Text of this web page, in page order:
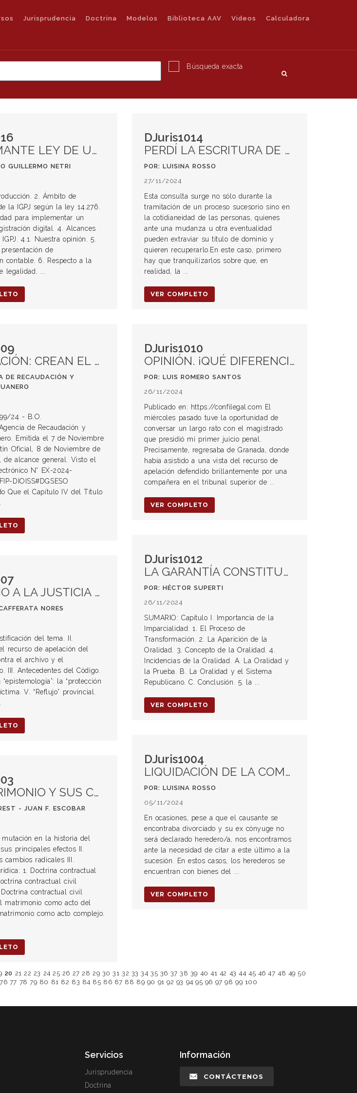
Jurisprudencia Doctrina Modelos Biblioteca AAV Videos Calculadora
Búsqueda exacta
DE LA IGPJ Y EL REGISTRO PÚBLICO DE SANTA FE
GUILLERMO NETRI
2. Ámbito de
la IGPJ según la ley 14.276.
para implementar un
digital. 4. Alcances
4.1. Nuestra opinión. 5.
de
contable. 6. Respecto a la
legalidad. ...
DJuris1014
PERDÍ LA ESCRITURA DE COMPRAVENTA DE MI CASA: ¿QUÉ HAGO?
POR: LUISINA ROSSO
27/11/2024
Esta consulta surge no sólo durante la
tramitación de un proceso sucesorio sino en
la cotidianeidad de las personas, quienes
ante una mudanza u otra eventualidad
pueden extraviar su título de dominio y
quieren recuperarlo.En este caso, primero
hay que tranquilizarlos sobre que, en
realidad, la ...
VER COMPLETO
DE TRABAJADORES INDEPENDIENTES CON COLABORADORES
DE RECAUDACIÓN Y
24 - B.O.
de Recaudación y
Emitida el 7 de Noviembre
Oficial, 8 de Noviembre de
de alcance general. Visto el
N° EX-2024-
DIOISS#DGSESO
Que el Capítulo IV del Título
DJuris1010
OPINIÓN. ¡QUÉ DIFERENCIA ENTRE MI PRIMER JUICIO Y EL ÚLTIMO JUICIO POR JURADO!
POR: LUIS ROMERO SANTOS
26/11/2024
Publicado en: https://confilegal.com El
miércoles pasado tuve la oportunidad de
conversar un largo rato con el magistrado
que presidió mi primer juicio penal.
Precisamente, regresaba de Granada, donde
había asistido a una vista del recurso de
apelación defendido brillantemente por una
compañera en el tribunal superior de ...
VER COMPLETO
DJuris1012
LA GARANTÍA CONSTITUCIONAL DEL JUEZ IMPARCIAL EN MATERIA PENAL. -Artículo publicado en Revista Penal 10, editorial Juris, octubre de 2003-.
POR: HÉCTOR SUPERTI
26/11/2024
SUMARIO: Capítulo I. Importancia de la
Imparcialidad. 1. El Proceso de
Transformación. 2. La Aparición de la
Oralidad. 3. Concepto de la Oralidad. 4.
Incidencias de la Oralidad. A. La Oralidad y
la Prueba. B. La Oralidad y el Sistema
Republicano. C. Conclusión. 5. la ...
VER COMPLETO
MINISTERIO FISCAL. A propósito de los arts 332, 352, 359 y 464 del CPP de Córdoba. -Artículo publicado en Revista Penal 10, editorial Juris, octubre de 2003-.
NORES
del tema. II.
recurso de apelación del
el archivo y el
III. Antecedentes del Código.
“epistemología”: la “protección
V. “Reflujo” provincial.
DJuris1004
LIQUIDACIÓN DE LA COMUNIDAD DE GANANCIAS EN LA SUCESIÓN DEL CAUSANTE
POR: LUISINA ROSSO
05/11/2024
En ocasiones, pese a que el causante se
encontraba divorciado y su ex cónyuge no
será declarado heredero/a, nos encontramos
ante la necesidad de citar a este último a la
sucesión. En estos casos, los herederos se
encuentran con bienes del ...
VER COMPLETO
A NUEVE AÑOS DE LA ENTRADA EN VIGENCIA DEL CCyCN
- JUAN F. ESCOBAR
mutación en la historia del
principales efectos II.
cambios radicales III.
1. Doctrina contractual
contractual civil
contractual civil
matrimonio como acto del
como acto complejo.
20 21 22 23 24 25 26 27 28 29 30 31 32 33 34 35 36 37 38 39 40 41 42 43 44 45 46 47 48 49 50
76 77 78 79 80 81 82 83 84 85 86 87 88 89 90 91 92 93 94 95 96 97 98 99 100
Servicios
Jurisprudencia
Doctrina
Información
CONTÁCTENOS